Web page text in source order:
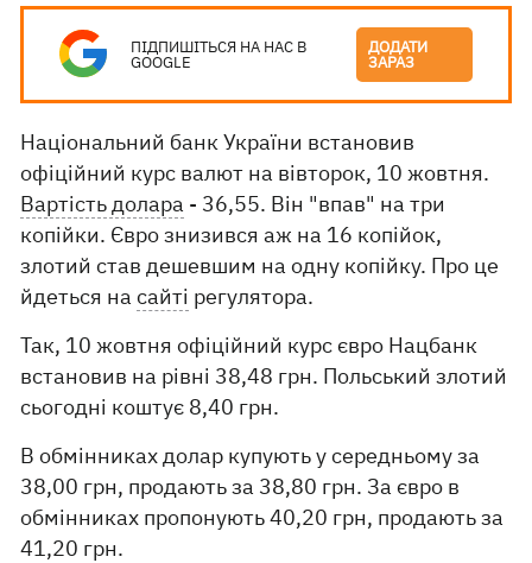
ПІДПИШІТЬСЯ НА НАС В
GOOGLE
ДОДАТИ
ЗАРАЗ
Національний банк України встановив
офіційний курс валют на вівторок, 10 жовтня.
Вартість долара - 36,55. Він "впав" на три
копійки. Євро знизився аж на 16 копійок,
злотий став дешевшим на одну копійку. Про це
йдеться насайті регулятора.
Так, 10 жовтня офіційний курс євро Нацбанк
встановив на рівні 38,48 грн. Польський злотий
сьогодні коштує 8,40 грн.
В обмінниках долар купують у середньому за
38,00 грн, продають за 38,80 грн. За євро в
обмінниках пропонують 40,20 грн, продають за
41,20 грн.